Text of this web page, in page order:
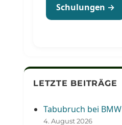
Schulungen →
LETZTE BEITRÄGE
Tabubruch bei BMW
4. August 2026